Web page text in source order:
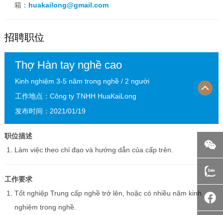
箱： huakailong@gmail.com
招聘职位
Thợ Hàn tay nghề cao
Kinh nghiệm 3-5 năm trong nghề / 2 người
工作地点：Công ty TNHH HuaKaiLong
发布时间：2021/01/19
职位描述
Làm việc theo chỉ đạo và hướng dẫn của cấp trên.
工作要求
Tốt nghiệp Trung cấp nghề trở lên, hoặc có nhiều năm kinh
nghiệm trong nghề.